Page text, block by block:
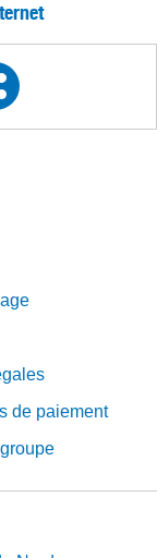
de paiement